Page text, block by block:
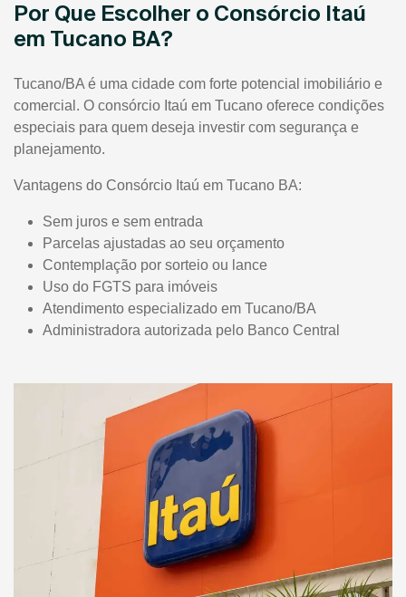
Por Que Escolher o Consórcio Itaú
em Tucano BA?
Tucano/BA é uma cidade com forte potencial imobiliário e
comercial. O consórcio Itaú em Tucano oferece condições
especiais para quem deseja investir com segurança e
planejamento.
Vantagens do Consórcio Itaú em Tucano BA:
Sem juros e sem entrada
Parcelas ajustadas ao seu orçamento
Contemplação por sorteio ou lance
Uso do FGTS para imóveis
Atendimento especializado em Tucano/BA
Administradora autorizada pelo Banco Central